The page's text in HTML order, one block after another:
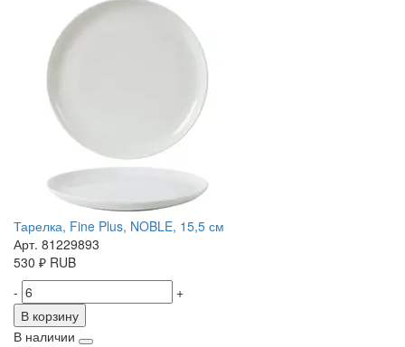
Тарелка, Fine Plus, NOBLE, 15,5 см
Арт. 81229893
530 ₽ RUB
-
+
В корзину
В наличии